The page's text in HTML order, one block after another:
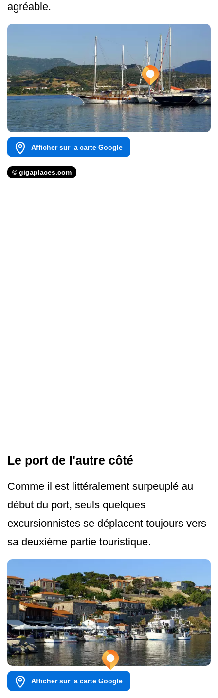
agréable.
Afficher sur la carte Google
© gigaplaces.com
Le port de l'autre côté
Comme il est littéralement surpeuplé au
début du port, seuls quelques
excursionnistes se déplacent toujours vers
sa deuxième partie touristique.
Afficher sur la carte Google